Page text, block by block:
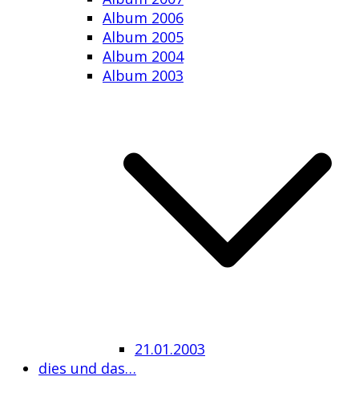
Album 2006
Album 2005
Album 2004
Album 2003
21.01.2003
dies und das…